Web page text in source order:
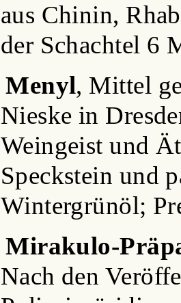
aus Chinin,
der Schachtel 6
Menyl, Mittel
Nieske in
Weingeist und
Speckstein und
Wintergrünöl;
Mirakulo-
Nach den